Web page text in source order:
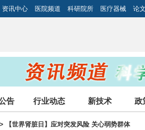
资讯中心 医院频道 科研院所 医疗器械 论
告 行业动态 新技术 政
【世界肾脏日】应对突发风险 关心弱势群体